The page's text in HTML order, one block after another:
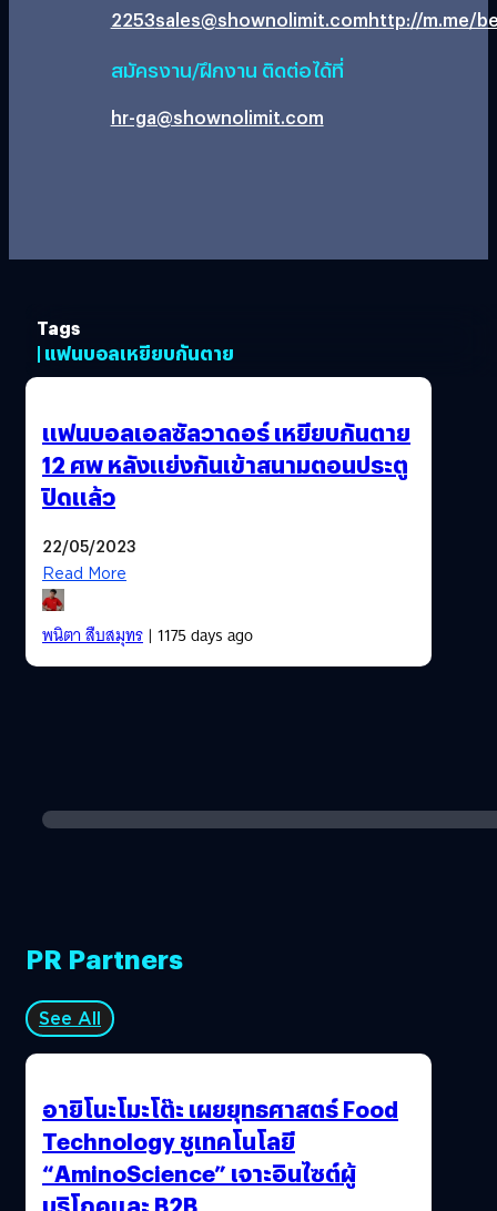
2253sales@shownolimit.comhttp://m.me/
สมัครงาน/ฝึกงาน ติดต่อได้ที่
hr-ga@shownolimit.com
Tags
| แฟนบอลเหยียบกันตาย
แฟนบอลเอลซัลวาดอร์ เหยียบกันตาย
12 ศพ หลังแย่งกันเข้าสนามตอนประตู
ปิดแล้ว
22/05/2023
Read More
พนิตา สืบสมุทร| 1175 days ago
PR Partners
See All
อายิโนะโมะโต๊ะ เผยยุทธศาสตร์ Food
Technology ชูเทคโนโลยี
“AminoScience” เจาะอินไซต์ผู้